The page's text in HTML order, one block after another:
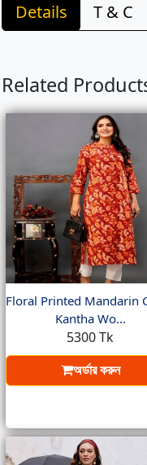
Details T & C
Related
Floral Printed Mandarin
Kantha Wo...
5300 Tk
অর্ডার করুন